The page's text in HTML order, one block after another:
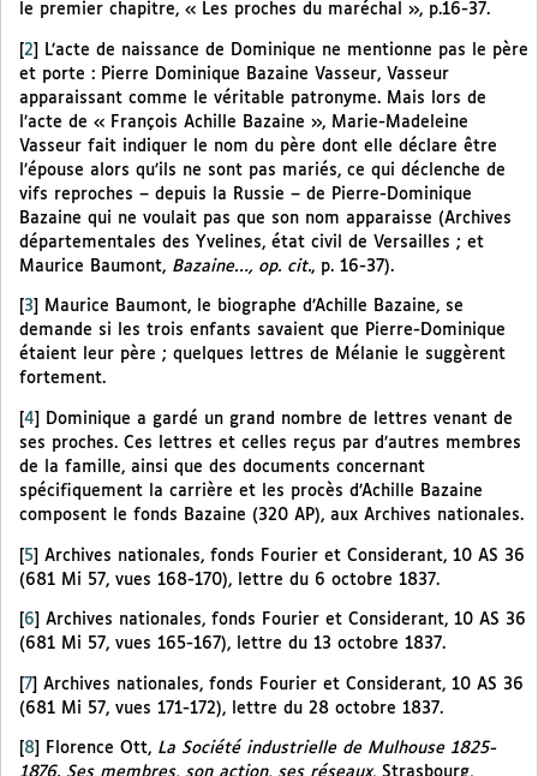
le premier chapitre, « Les proches du maréchal », p.16-37.
[2]
L’acte de naissance de Dominique ne mentionne pas le père
et porte : Pierre Dominique Bazaine Vasseur, Vasseur
apparaissant comme le véritable patronyme. Mais lors de
l’acte de « François Achille Bazaine », Marie-Madeleine
Vasseur fait indiquer le nom du père dont elle déclare être
l’épouse alors qu’ils ne sont pas mariés, ce qui déclenche de
vifs reproches – depuis la Russie – de Pierre-Dominique
Bazaine qui ne voulait pas que son nom apparaisse (Archives
départementales des Yvelines, état civil de Versailles ; et
Maurice Baumont, Bazaine…, op. cit., p. 16-37).
3
Maurice Baumont, le biographe d’Achille Bazaine, se
demande si les trois enfants savaient que Pierre-Dominique
étaient leur père ; quelques lettres de Mélanie le suggèrent
fortement.
4
Dominique a gardé un grand nombre de lettres venant de
ses proches. Ces lettres et celles reçus par d’autres membres
de la famille, ainsi que des documents concernant
spécifiquement la carrière et les procès d’Achille Bazaine
composent le fonds Bazaine (320 AP), aux Archives nationales.
[5] Archives nationales, fonds Fourier et Considerant, 10 AS 36
(681 Mi 57, vues 168-170), lettre du 6 octobre 1837.
6
Archives nationales, fonds Fourier et Considerant, 10 AS 36
(681 Mi 57, vues 165-167), lettre du 13 octobre 1837.
[7] Archives nationales, fonds Fourier et Considerant, 10 AS 36
(681 Mi 57, vues 171-172), lettre du 28 octobre 1837.
8 Florence Ott, La Société industrielle de Mulhouse 1825-